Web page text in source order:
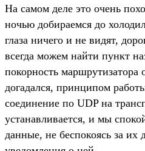
На самом деле это очень
ночью добираемся до
глаза ничего и не видят,
всегда можем найти пункт
покорность маршрутизатора
догадался, принципом
соединение по UDP на
устанавливается, и мы
данные, не беспокоясь за их